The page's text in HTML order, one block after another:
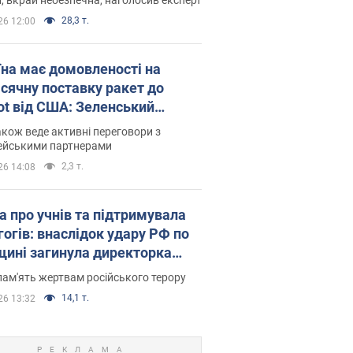
12:00 28,3 т.
має домовленості на
поставку ракет до
від США: Зеленський
подробиці
веде активні переговори з
партнерами
14:08 2,3 т.
про учнів та підтримувала
внаслідок удару РФ по
загинула директорка
ліцею, її чоловік та онук
жертвам російського терору
13:32 14,1 т.